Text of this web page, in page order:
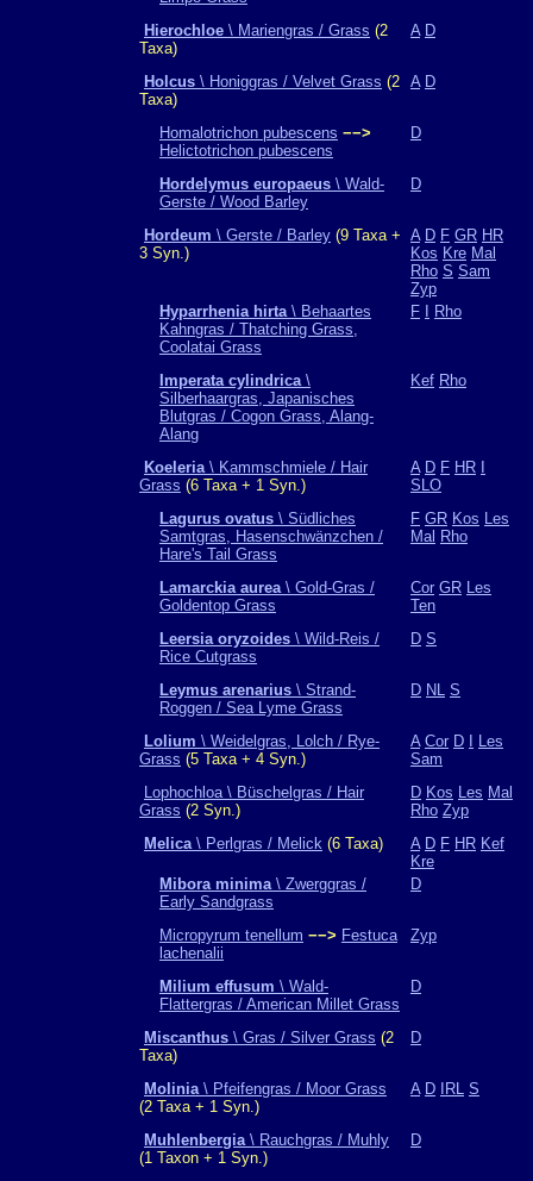
Hierochloe \ Mariengras / Grass (2
Taxa)
A D
Holcus \ Honiggras / Velvet Grass (2
Taxa)
A D
Homalotrichon pubescens −−>
Helictotrichon pubescens
D
Hordelymus europaeus \ Wald-
Gerste / Wood Barley
D
Hordeum \ Gerste / Barley (9 Taxa +
3 Syn.)
A D F GR HR
Kos Kre Mal
Rho S Sam
Zyp
Hyparrhenia hirta\ Behaartes
Kahngras / Thatching Grass,
Coolatai Grass
F Rho
Imperata cylindrica\
Silberhaargras, Japanisches
Blutgras / Cogon Grass, Alang-
Alang
Kef Rho
Koeleria\ Kammschmiele / Hair
Grass (6 Taxa + 1 Syn.)
A D F HR
SLO
Lagurus ovatus \ Südliches
Samtgras, Hasenschwänzchen /
Hare's Tail Grass
F GR Kos Les
Mal Rho
Lamarckia aurea\ Gold-Gras /
Goldentop Grass
Cor GR Les
Ten
Leersia oryzoides \ Wild-Reis /
Rice Cutgrass
D S
Leymus arenarius \ Strand-
Roggen / Sea Lyme Grass
D NL S
Lolium \ Weidelgras, Lolch / Rye-
Grass (5 Taxa + 4 Syn.)
A Cor D
Les
Sam
Lophochloa \ Büschelgras / Hair
Grass (2 Syn.)
D Kos Les Mal
Rho Zyp
Melica\ Perlgras / Melick (6 Taxa) A D F HR Kef
Kre
Mibora minima\ Zwerggras /
Early Sandgrass
D
Micropyrum tenellum −−> Festuca
lachenalii
Zyp
Milium effusum \ Wald-
Flattergras / American Millet Grass
D
Miscanthus \ Gras / Silver Grass (2
Taxa)
D
Molinia\ Pfeifengras / Moor Grass
(2 Taxa + 1 Syn.)
A D IRL S
Muhlenbergia\ Rauchgras / Muhly
(1 Taxon + 1 Syn.)
D